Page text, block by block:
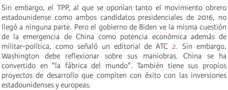
Sin embargo, el TPP, al que se oponían tanto el movimiento obrero
estadounidense como ambos candidatos presidenciales de 2016, no
llegó a ninguna parte. Pero el gobierno de Biden ve la misma cuestión
de la emergencia de China como potencia económica además de
militar-política, como señaló un editorial de ATC2. Sin embargo,
Washington debe reflexionar sobre sus maniobras. China se ha
convertido en "la fábrica del mundo". También tiene sus propios
proyectos de desarrollo que compiten con éxito con las inversiones
estadounidenses y europeas.